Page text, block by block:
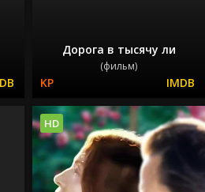
Дорога в тысячу ли
(фильм)
HD